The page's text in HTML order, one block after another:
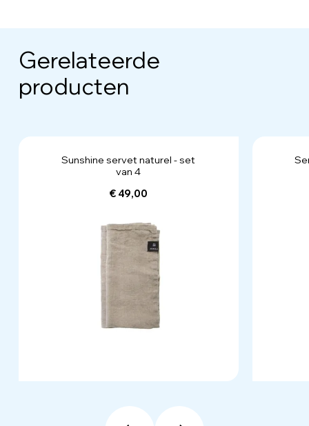
Gerelateerde
producten
Sunshine servet naturel - set
van 4
€ 49,00